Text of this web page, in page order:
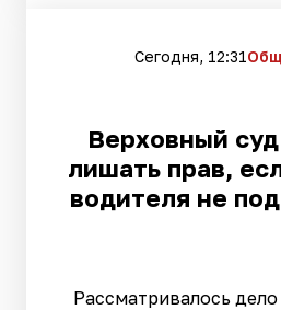
Сегодня, 12:31
Верховный
лишать прав,
водителя не
Рассматривалось